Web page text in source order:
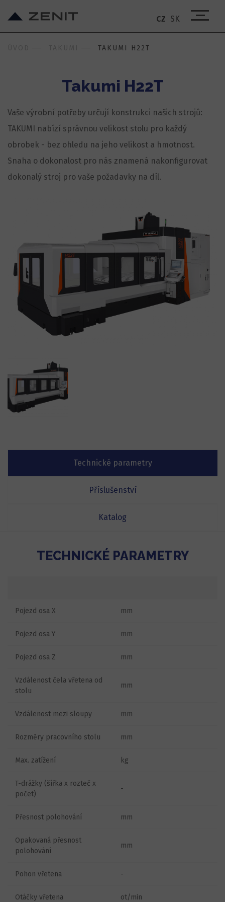
CZ SK
TAKUMI H22T
Takumi H22T
Vaše výrobní potřeby určují konstrukci našich strojů:
TAKUMI nabízí správnou velikost stolu pro každý
obrobek - bez ohledu na jeho velikost a hmotnost.
Snaha o dokonalost pro nás znamená nakonfigurovat
dokonalý stroj pro vaše požadavky na díl.
Technické parametry
Příslušenství
Katalog
TECHNICKÉ PARAMETRY
Pojezd osa X mm
Pojezd osa Y mm
Pojezd osa Z mm
Vzdálenost čela vřetena od
stolu
mm
Vzdálenost mezi sloupy mm
Rozměry pracovního stolu mm
Max. zatížení kg
T-drážky (šířka x rozteč x
počet)
-
Přesnost polohování mm
Opakovaná přesnost
polohování
mm
Pohon vřetena -
Otáčky vřetena ot/min